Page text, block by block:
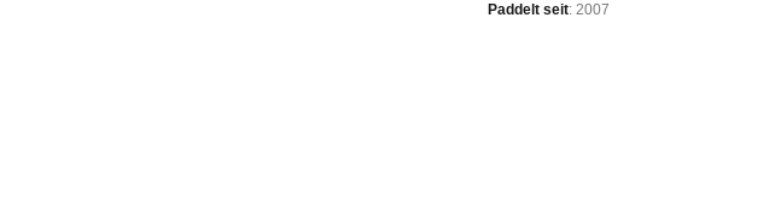
Paddelt seit: 2007